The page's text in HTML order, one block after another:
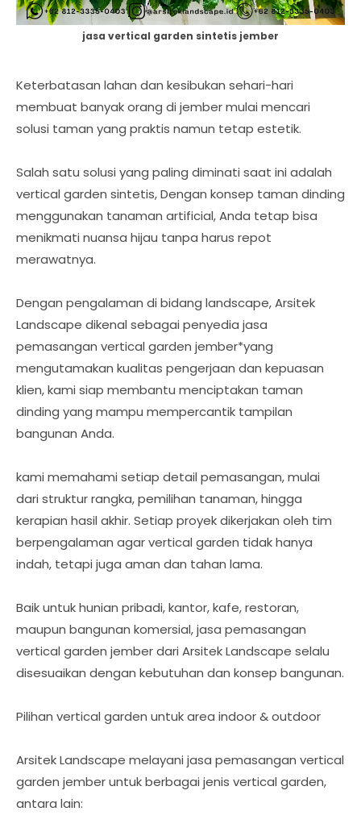
jasa vertical garden sintetis jember
Keterbatasan lahan dan kesibukan sehari-hari
membuat banyak orang di jember mulai mencari
solusi taman yang praktis namun tetap estetik.
Salah satu solusi yang paling diminati saat ini adalah
vertical garden sintetis, Dengan konsep taman dinding
menggunakan tanaman artificial, Anda tetap bisa
menikmati nuansa hijau tanpa harus repot
merawatnya.
Dengan pengalaman di bidang landscape, Arsitek
Landscape dikenal sebagai penyedia jasa
pemasangan vertical garden jember*yang
mengutamakan kualitas pengerjaan dan kepuasan
klien, kami siap membantu menciptakan taman
dinding yang mampu mempercantik tampilan
bangunan Anda.
kami memahami setiap detail pemasangan, mulai
dari struktur rangka, pemilihan tanaman, hingga
kerapian hasil akhir. Setiap proyek dikerjakan oleh tim
berpengalaman agar vertical garden tidak hanya
indah, tetapi juga aman dan tahan lama.
Baik untuk hunian pribadi, kantor, kafe, restoran,
maupun bangunan komersial, jasa pemasangan
vertical garden jember dari Arsitek Landscape selalu
disesuaikan dengan kebutuhan dan konsep bangunan.
Pilihan vertical garden untuk area indoor & outdoor
Arsitek Landscape melayani jasa pemasangan vertical
garden jember untuk berbagai jenis vertical garden,
antara lain: